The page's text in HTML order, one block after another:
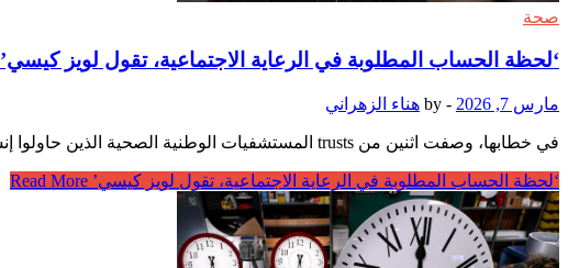
صحة
‘لحظة الحساب المطلوبة في الرعاية الاجتماعية، تقول لويز كيسي’
مارس 7, 2026 -
by هناء الزهراني
في خطابها، وصفت اثنين من trusts المستشفيات الوطنية الصحية الذين حاولوا إنشاء خدمات الرعاية الخاصة بهم لكنهم اكتشفوا أنهم لا يستطيعون جعلها “تتوازن” ماليًا لأن أي شخص يعمل في NHS …
‘لحظة الحساب المطلوبة في الرعاية الاجتماعية، تقول لويز كيسي’